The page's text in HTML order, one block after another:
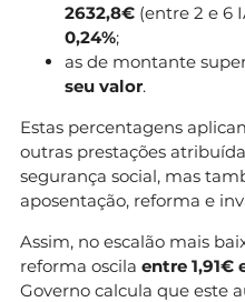
2632,8€ (entre 2 e 6
0,24%;
as de montante
seu valor.
Estas percentagens
outras prestações
segurança social, mas
aposentação, reforma e
Assim, no escalão mais
reforma oscila entre 1,91€
Governo calcula que este